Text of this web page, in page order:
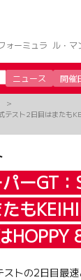
ォーミュラ ル・マ
ニュース 開催
テスト2日目はまたも
パーGT
も
HOPPY
トの2日目最